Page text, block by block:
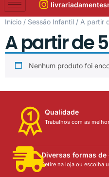
Início / Sessão Infantil / A partir
A partir de
Nenhum produto foi
Qualidade
Trabalhos com as
Diversas formas de
Retire na loja ou escolha